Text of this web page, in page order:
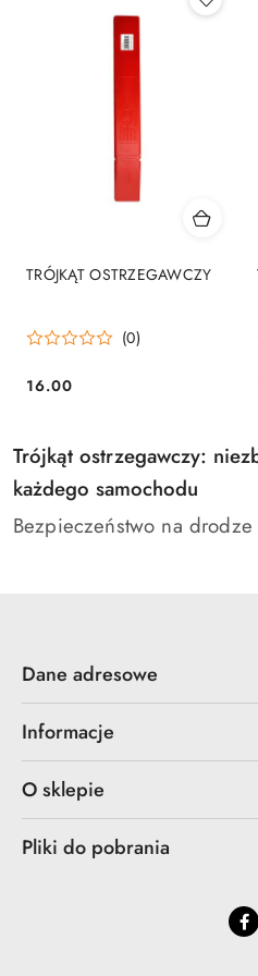
TRÓJKĄT OSTRZEGAWCZY
(0)
Cena:
16.00
Trójkąt ostrzegawczy:
każdego samochodu
Bezpieczeństwo na drodze
Dane adresowe
Informacje
O sklepie
Pliki do pobrania